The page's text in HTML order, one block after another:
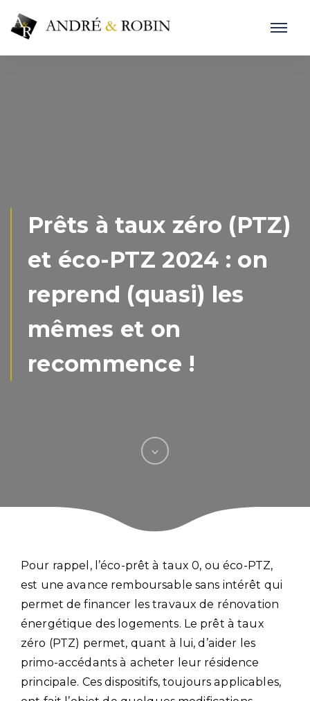
Prêts à taux zéro (PTZ)
et éco-PTZ 2024 : on
reprend (quasi) les
mêmes et on
recommence !
Pour rappel, l’éco-prêt à taux 0, ou éco-PTZ,
est une avance remboursable sans intérêt qui
permet de financer les travaux de rénovation
énergétique des logements. Le prêt à taux
zéro (PTZ) permet, quant à lui, d’aider les
primo-accédants à acheter leur résidence
principale. Ces dispositifs, toujours applicables,